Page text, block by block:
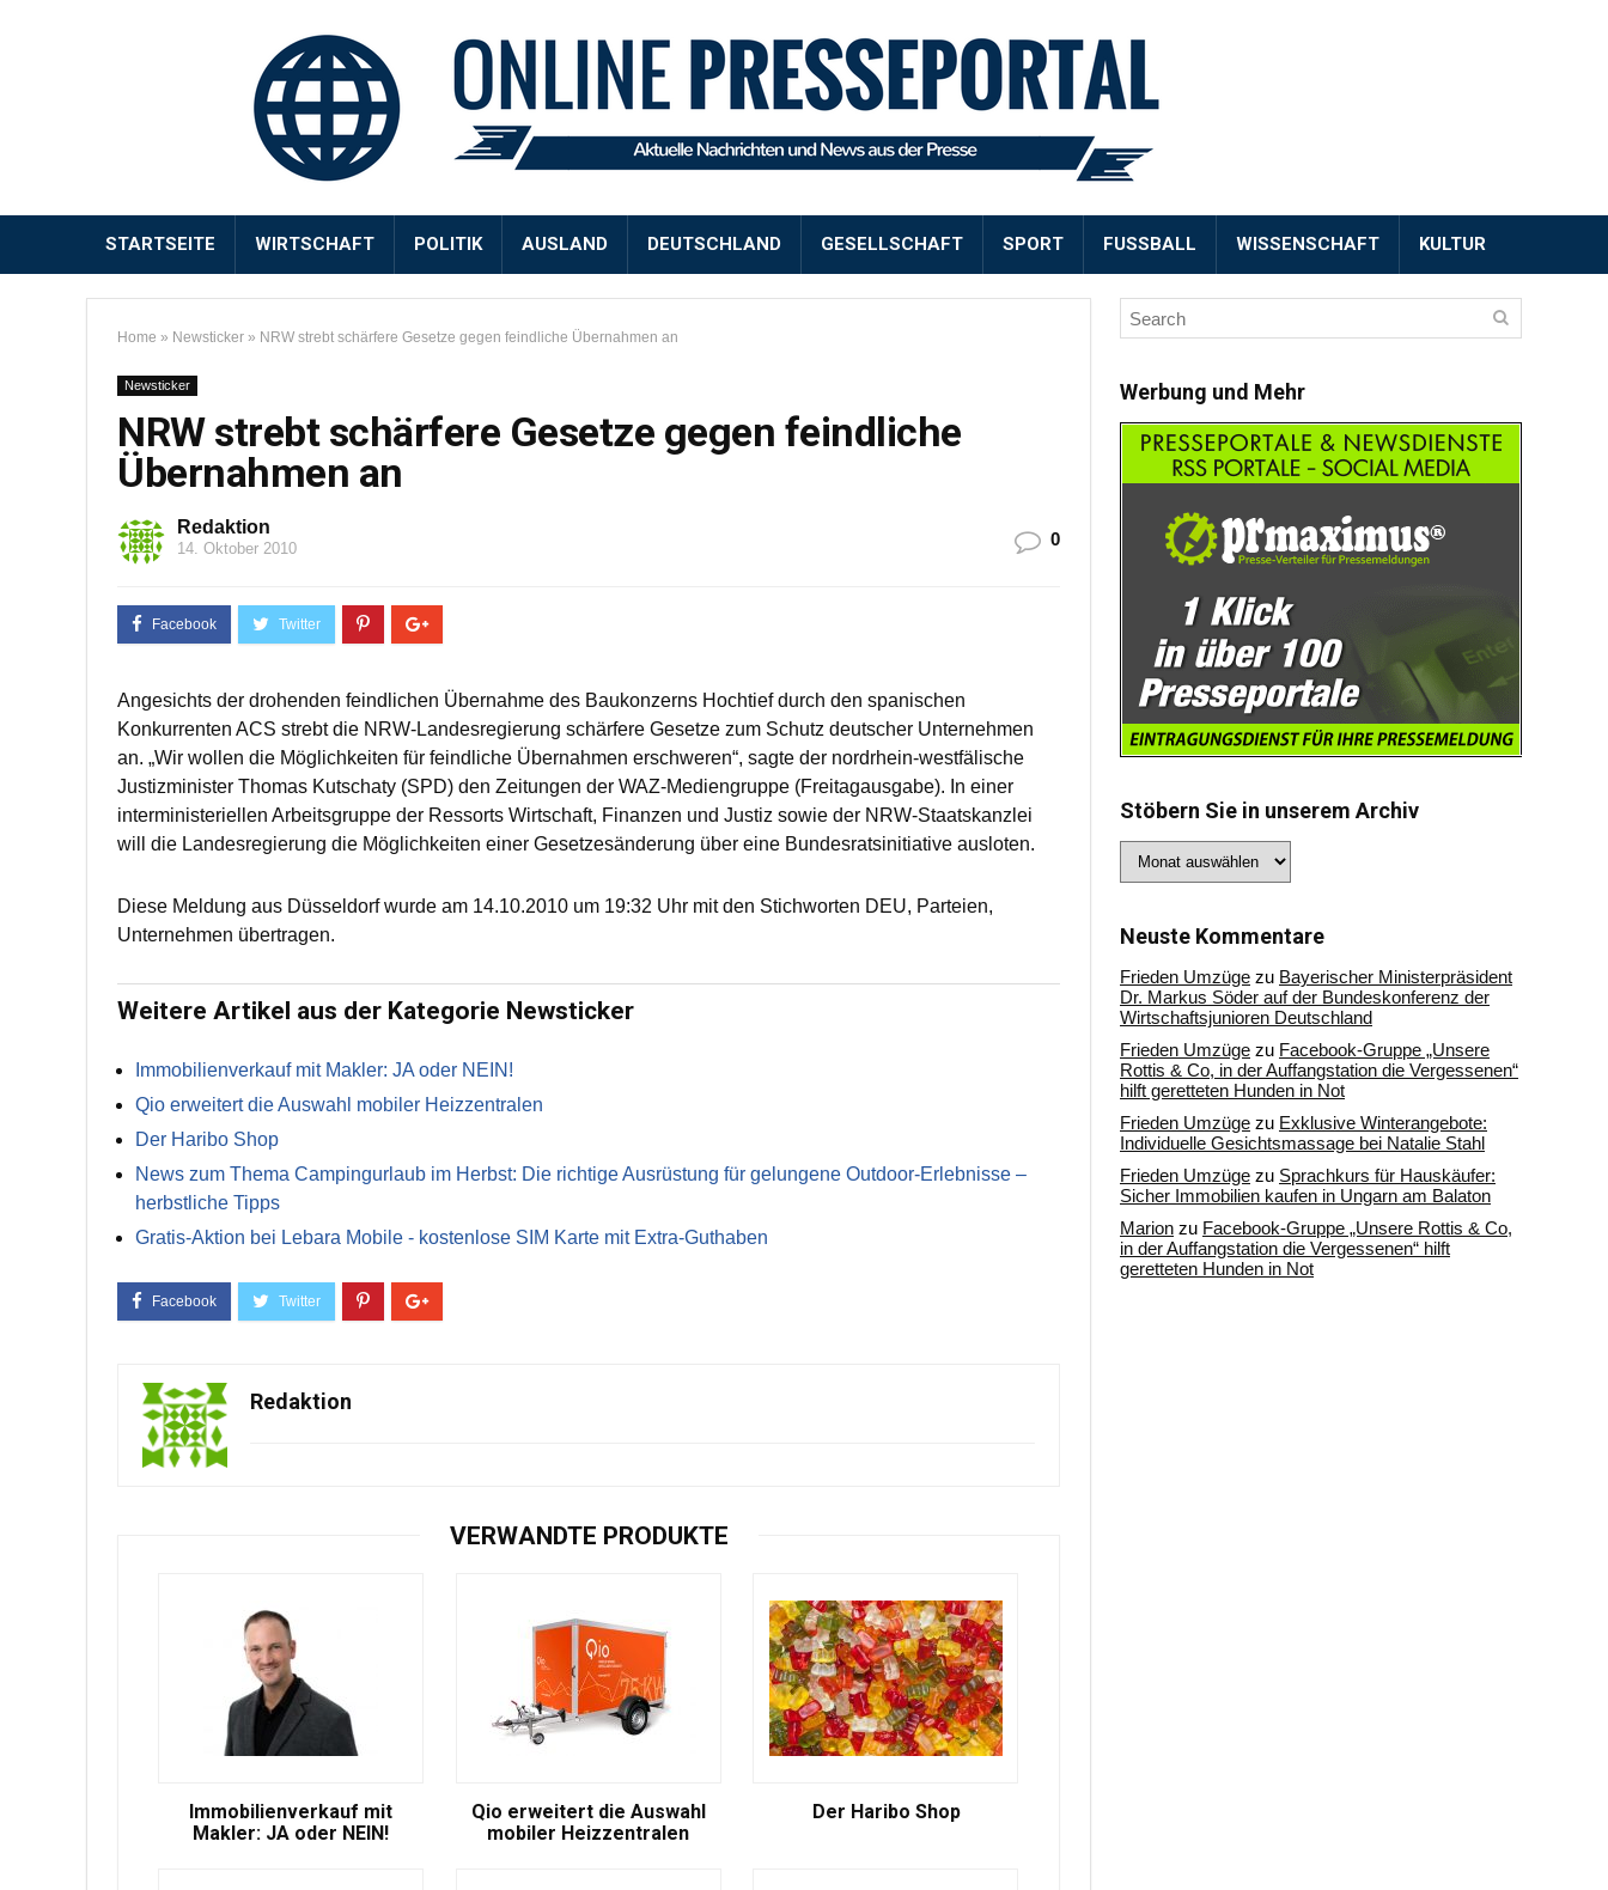
STARTSEITE WIRTSCHAFT POLITIK AUSLAND DEUTSCHLAND GESELLSCHAFT SPORT FUSSBALL WISSENSCHAFT KULTUR
Home » Newsticker » NRW strebt schärfere Gesetze gegen feindliche Übernahmen an
Newsticker
NRW strebt schärfere Gesetze gegen feindliche
Übernahmen an
Redaktion
14. Oktober 2010 0
Angesichts der drohenden feindlichen Übernahme des Baukonzerns Hochtief durch den spanischen
Konkurrenten ACS strebt die NRW-Landesregierung schärfere Gesetze zum Schutz deutscher Unternehmen
an. „Wir wollen die Möglichkeiten für feindliche Übernahmen erschweren“, sagte der nordrhein-westfälische
Justizminister Thomas Kutschaty (SPD) den Zeitungen der WAZ-Mediengruppe (Freitagausgabe). In einer
interministeriellen Arbeitsgruppe der Ressorts Wirtschaft, Finanzen und Justiz sowie der NRW-Staatskanzlei
will die Landesregierung die Möglichkeiten einer Gesetzesänderung über eine Bundesratsinitiative ausloten.
Diese Meldung aus Düsseldorf wurde am 14.10.2010 um 19:32 Uhr mit den Stichworten DEU, Parteien,
Unternehmen übertragen.
Weitere Artikel aus der Kategorie Newsticker
Immobilienverkauf mit Makler: JA oder NEIN!
Qio erweitert die Auswahl mobiler Heizzentralen
Der Haribo Shop
News zum Thema Campingurlaub im Herbst: Die richtige Ausrüstung für gelungene Outdoor-Erlebnisse –
herbstliche Tipps
Gratis-Aktion bei Lebara Mobile - kostenlose SIM Karte mit Extra-Guthaben
Redaktion
VERWANDTE PRODUKTE
Immobilienverkauf mit
Makler: JA oder NEIN!
Qio erweitert die Auswahl
mobiler Heizzentralen
Der Haribo Shop
Werbung und Mehr
Stöbern Sie in unserem Archiv
Sie
Archiv
Neuste Kommentare
Frieden Umzüge zu Bayerischer Ministerpräsident
Dr. Markus Söder auf der Bundeskonferenz der
Wirtschaftsjunioren Deutschland
Frieden Umzüge zu Facebook-Gruppe „Unsere
Rottis & Co, in der Auffangstation die Vergessenen“
hilft geretteten Hunden in Not
Frieden Umzüge zu Exklusive Winterangebote:
Individuelle Gesichtsmassage bei Natalie Stahl
Frieden Umzüge zu Sprachkurs für Hauskäufer:
Sicher Immobilien kaufen in Ungarn am Balaton
Marion zu Facebook-Gruppe „Unsere Rottis & Co,
in der Auffangstation die Vergessenen“ hilft
geretteten Hunden in Not